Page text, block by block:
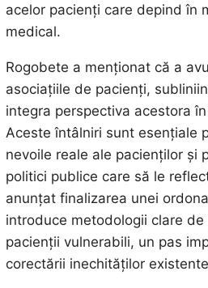
acelor pacienți care depind în
medical.
Rogobete a menționat că a
asociațiile de pacienți,
integra perspectiva acestora
Aceste întâlniri sunt esențiale
nevoile reale ale pacienților și
politici publice care să le
anunțat finalizarea unei
introduce metodologii clare
pacienții vulnerabili, un pas
corectării inechităților